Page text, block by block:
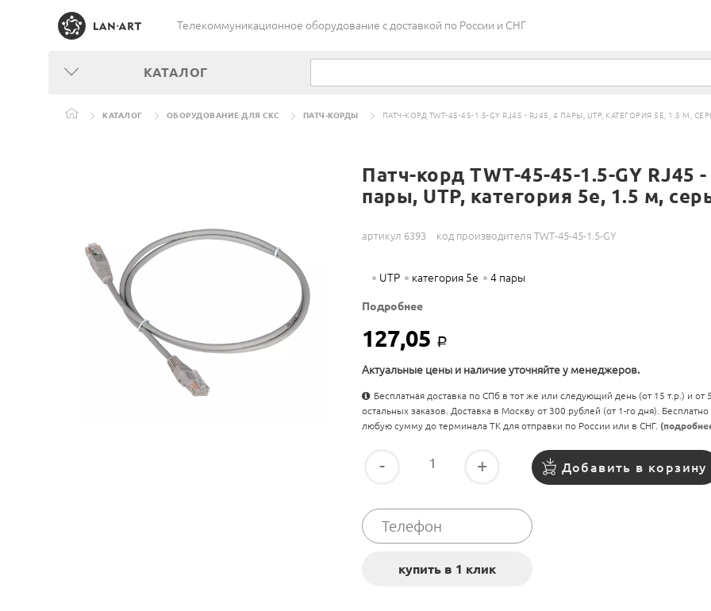
Телекоммуникационное оборудование c доставкой по России и СНГ
КАТАЛОГ
КАТАЛОГ ОБОРУДОВАНИЕ ДЛЯ СКС ПАТЧ-КОРДЫ ПАТЧ-КОРД TWT-45-45-1.5-GY RJ45 - RJ45, 4 ПАРЫ, UTP, КАТЕГОРИЯ 5Е, 1.5 М,
Патч-корд TWT-45-45-1.5-GY RJ45 -
пары, UTP, категория 5е, 1.5 м,
артикул 6393 код производителя TWT-45-45-1.5-GY
UTP категория 5е 4 пары
Подробнее
127,05 Р
Актуальные цены и наличие уточняйте у менеджеров.
Бесплатная доставка по СПб в тот же или следующий день (от 15 т.р.) и от
остальных заказов. Доставка в Москву от 300 рублей (от 1-го дня).
любую сумму до терминала ТК для отправки по России или в СНГ.
- + Добавить в корзину